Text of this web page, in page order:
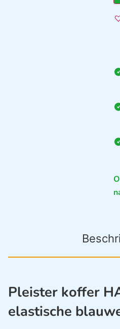
Pleister koffer
elastische